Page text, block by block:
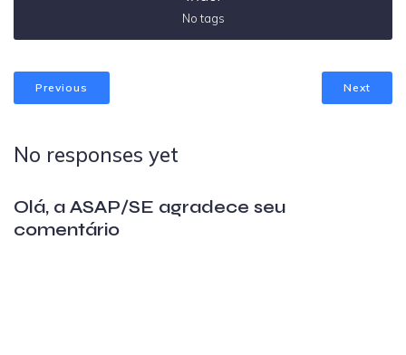
No tags
Previous Next
No responses yet
Olá, a ASAP/SE agradece seu
comentário